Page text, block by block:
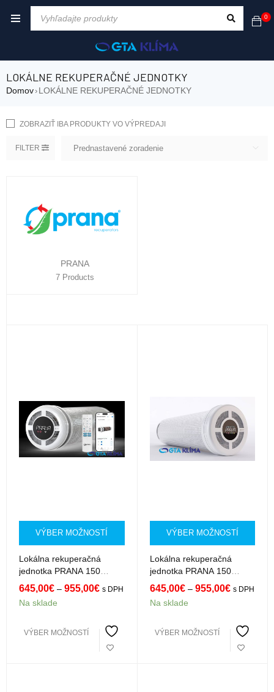
0
LOKÁLNE REKUPERAČNÉ JEDNOTKY
Domov› LOKÁLNE REKUPERAČNÉ JEDNOTKY
FILTER Prednastavené zoradenie
ZOBRAZIŤ IBA PRODUKTY VO VÝPREDAJI
PRANA
7 Products
VÝBER MOŽNOSTÍ
Lokálna rekuperačná
jednotka PRANA 150
Standard Mini
645,00€ – 955,00€ s DPH
Na sklade
VÝBER MOŽNOSTÍ
VÝBER MOŽNOSTÍ
Lokálna rekuperačná
jednotka PRANA 150
Standard
645,00€ – 955,00€ s DPH
Na sklade
VÝBER MOŽNOSTÍ